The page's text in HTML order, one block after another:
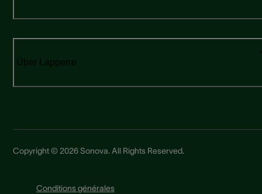
Über Lapperre
Copyright © 2026 Sonova. All Rights Reserved.
Conditions générales